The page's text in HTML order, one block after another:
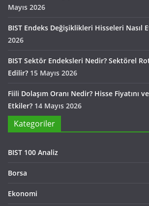
Mayıs 2026
BIST Endeks Değişiklikleri Hisseleri Nasıl
2026
BIST Sektör Endeksleri Nedir? Sektörel
Edilir? 15 Mayıs 2026
Fiili Dolaşım Oranı Nedir? Hisse Fiyatını
Etkiler? 14 Mayıs 2026
Kategoriler
BIST 100 Analiz
Borsa
Ekonomi